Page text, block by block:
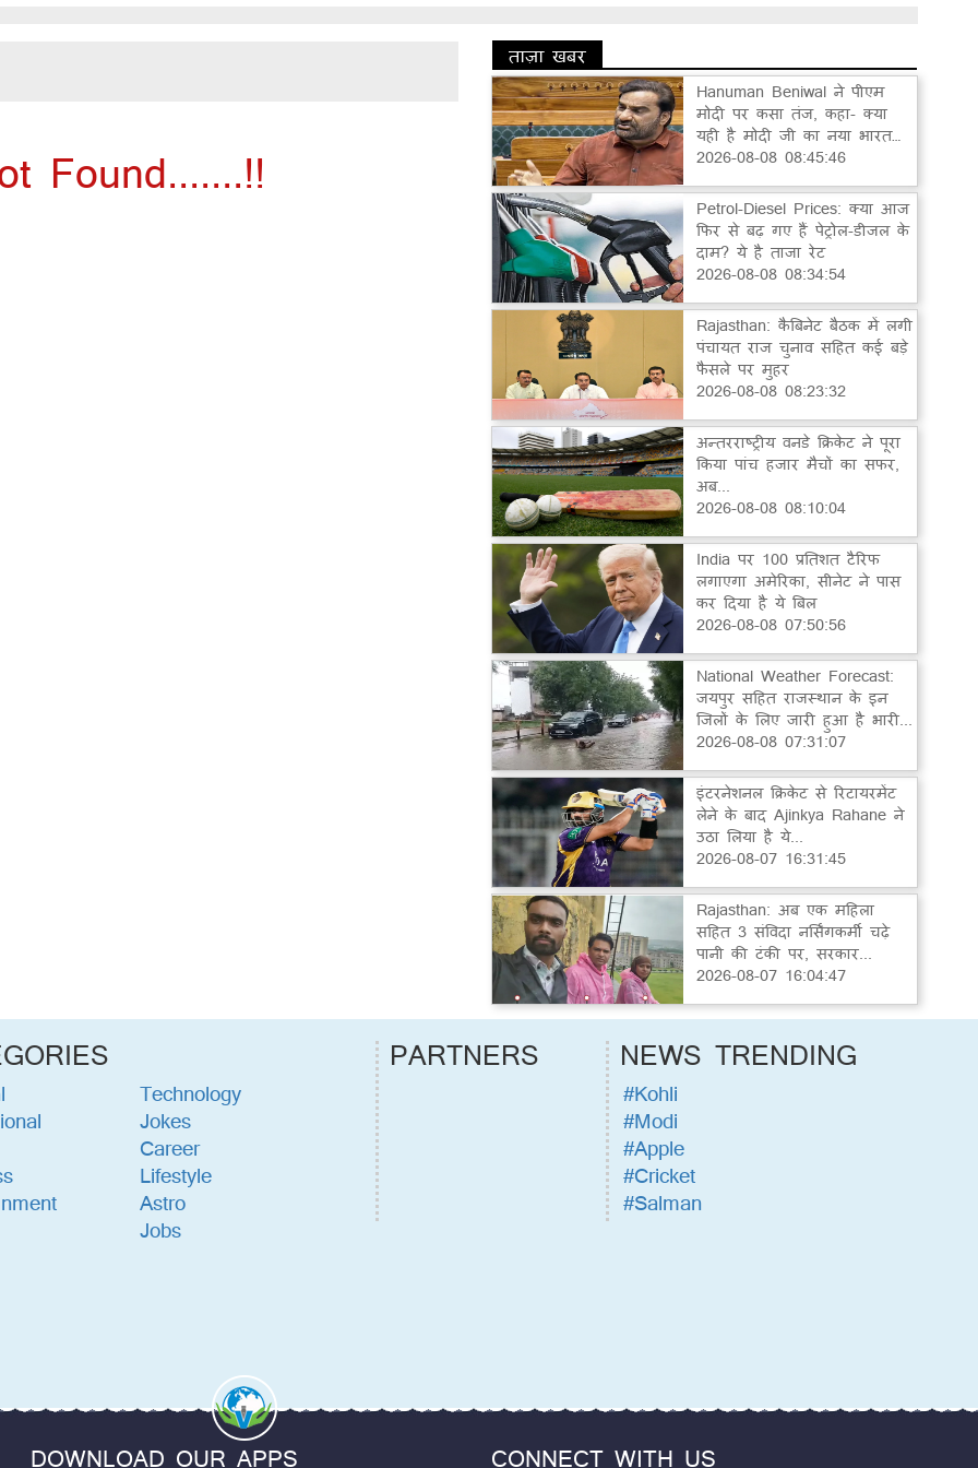
Found.......!!
ताज़ा खबर
Hanuman Beniwal ने पीएम
मोदी पर कसा तंज, कहा- क्या
यही है मोदी जी का नया भारत…
2026-08-08 08:45:46
Petrol-Diesel Prices: क्या आज
फिर से बढ़ गए हैं पेट्रोल-डीजल के
दाम? ये है ताजा रेट
2026-08-08 08:34:54
Rajasthan: कैबिनेट बैठक में लगी
पंचायत राज चुनाव सहित कई बड़े
फैसले पर मुहर
2026-08-08 08:23:32
अन्तरराष्ट्रीय वनडे क्रिकेट ने पूरा
किया पांच हजार मैचों का सफर,
अब...
2026-08-08 08:10:04
India पर 100 प्रतिशत टैरिफ
लगाएगा अमेरिका, सीनेट ने पास
कर दिया है ये बिल
2026-08-08 07:50:56
National Weather Forecast:
जयपुर सहित राजस्थान के इन
जिलों के लिए जारी हुआ है भारी...
2026-08-08 07:31:07
इंटरनेशनल क्रिकेट से रिटायरमेंट
लेने के बाद Ajinkya Rahane ने
उठा लिया है ये...
2026-08-07 16:31:45
Rajasthan: अब एक महिला
सहित 3 संविदा नर्सिंगकर्मी चढ़े
पानी की टंकी पर, सरकार...
2026-08-07 16:04:47
Technology
Jokes
Career
Lifestyle
Astro
Jobs
PARTNERS NEWS TRENDING
#Kohli
#Modi
#Apple
#Cricket
#Salman
DOWNLOAD OUR APPS CONNECT WITH US